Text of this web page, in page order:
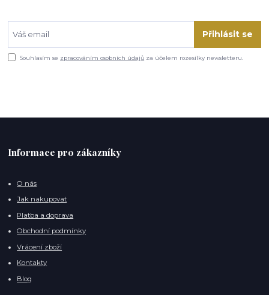
Přihlásit se
Souhlasím se zpracováním osobních údajů za účelem rozesílky newsletteru.
Informace pro zákazníky
O nás
Jak nakupovat
Platba a doprava
Obchodní podmínky
Vrácení zboží
Kontakty
Blog